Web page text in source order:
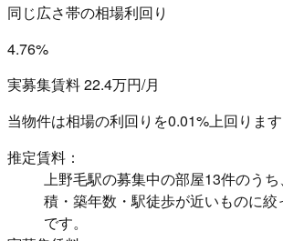
同じ広さ帯の相場利回り
4.76%
実募集賃料 22.4万円/月
当物件は相場の利回りを0.01%上回ります
推定賃料：
上野毛駅の募集中の部屋13件のう
積・築年数・駅徒歩が近いものに
です。